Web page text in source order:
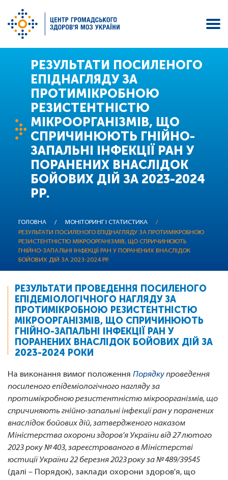
основного
РЕЗУЛЬТАТИ ПОСИЛЕНОГО
ЕПІДНАГЛЯДУ ЗА
ПРОТИМІКРОБНОЮ
РЕЗИСТЕНТНІСТЮ
МІКРООРГАНІЗМІВ, ЩО
СПРИЧИНЮЮТЬ ГНІЙНО-
ЗАПАЛЬНІ ІНФЕКЦІЇ РАН У
ПОРАНЕНИХ ВНАСЛІДОК
БОЙОВИХ ДІЙ ЗА 2023-2024
РР.
ГОЛОВНА / МОНІТОРИНГ І СТАТИСТИКА
/
РЕЗУЛЬТАТИ ПОСИЛЕНОГО ЕПІДНАГЛЯДУ ЗА ПРОТИМІКРОБНОЮ
РЕЗИСТЕНТНІСТЮ МІКРООРГАНІЗМІВ, ЩО СПРИЧИНЮЮТЬ
ГНІЙНО-ЗАПАЛЬНІ ІНФЕКЦІЇ РАН У ПОРАНЕНИХ ВНАСЛІДОК
БОЙОВИХ ДІЙ ЗА 2023-2024 РР.
РЕЗУЛЬТАТИ ПРОВЕДЕННЯ ПОСИЛЕНОГО
ЕПІДЕМІОЛОГІЧНОГО НАГЛЯДУ ЗА
ПРОТИМІКРОБНОЮ РЕЗИСТЕНТНІСТЮ
МІКРООРГАНІЗМІВ, ЩО СПРИЧИНЮЮТЬ
ГНІЙНО-ЗАПАЛЬНІ ІНФЕКЦІЇ РАН У
ПОРАНЕНИХ ВНАСЛІДОК БОЙОВИХ ДІЙ ЗА
2023-2024 РОКИ
На виконання вимог положення Порядкупроведення
посиленого епідеміологічного нагляду за
протимікробною резистентністю мікроорганізмів, що
спричиняють гнійно-запальні інфекції ран у поранених
внаслідок бойових дій, затвердженого наказом
Міністерства охорони здоров’я України від 27 лютого
2023 року № 403, зареєстрованого в Міністерстві
юстиції України 22 березня 2023 року за № 489/39545
(далі – Порядок), заклади охорони здоров'я, що